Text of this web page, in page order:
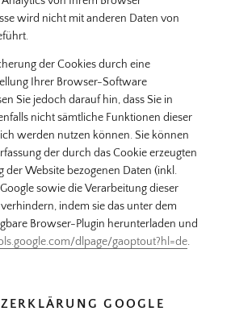
wird nicht mit anderen Daten von
der Cookies durch eine
Ihrer Browser-Software
Sie jedoch darauf hin, dass Sie in
nicht sämtliche Funktionen dieser
werden nutzen können. Sie können
der durch das Cookie erzeugten
der Website bezogenen Daten (inkl.
sowie die Verarbeitung dieser
indem sie das unter dem
Browser-Plugin herunterladen und
dlpage/gaoptout?hl=de.
GOOGLE